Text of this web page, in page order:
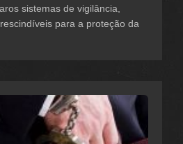
sistemas de vigilância,
para a proteção da